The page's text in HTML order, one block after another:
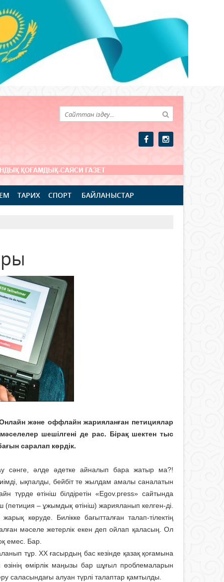
ТАРИХ СПОРТ БАЙЛАНЫСТАР
және оффлайн жарияланған петициялар
шешілгені де рас. Бірақ шектен тыс
саралап көрдік.
сәнге, әлде әдетке айналып бара жатыр ма?!
тиімді, ықпалды, бейбіт те жылдам амалы саналатын
түрде өтініш білдіретін «Egov.press» сайтында
– ұжымдық өтініш) жарияланып келген-ді.
көруде. Билікке бағытталған талап-тілектің
мәселе жетерлік екен деп ойлап қаласың. Ол
емес. Бар.
тұр. XX ғасырдың бас кезінде қазақ қоғамына
өмірлік маңызы бар шұғыл проблемаларын
саласындағы алуан түрлі талаптар қамтылды.